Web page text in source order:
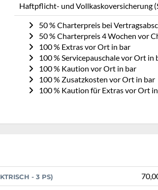
Haftpflicht- und Vollkaskoversicherung
50 % Charterpreis bei
50 % Charterpreis 4 Wochen vor
100 % Extras vor Ort in bar
100 % Servicepauschale vor Ort in
100 % Kaution vor Ort in bar
100 % Zusatzkosten vor Ort in bar
100 % Kaution für Extras vor Ort
- 3 PS)